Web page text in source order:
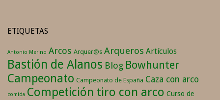
ETIQUETAS
Antonio Merino Arcos Arquer@s Arqueros Artículos
Bastión de Alanos Blog Bowhunter
Campeonato Campeonato de España Caza con arco
comida Competición tiro con arco Curso de